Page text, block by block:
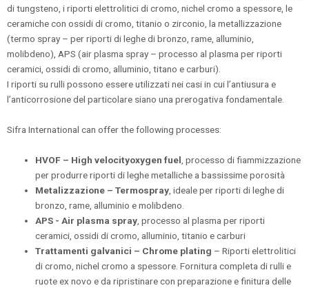
di tungsteno, i riporti elettrolitici di cromo, nichel cromo a spessore, le
ceramiche con ossidi di cromo, titanio o zirconio, la metallizzazione
(termo spray – per riporti di leghe di bronzo, rame, alluminio,
molibdeno), APS (air plasma spray – processo al plasma per riporti
ceramici, ossidi di cromo, alluminio, titano e carburi).
I riporti su rulli possono essere utilizzati nei casi in cui l’antiusura e
l’anticorrosione del particolare siano una prerogativa fondamentale.
Sifra International can offer the following processes:
HVOF – High velocityoxygen fuel , processo di fiammizzazione
per produrre riporti di leghe metalliche a bassissime porosità
Metalizzazione – Termospray , ideale per riporti di leghe di
bronzo, rame, alluminio e molibdeno.
APS - Air plasma spray , processo al plasma per riporti
ceramici, ossidi di cromo, alluminio, titanio e carburi
Trattamenti galvanici – Chrome plating – Riporti elettrolitici
di cromo, nichel cromo a spessore. Fornitura completa di rulli e
ruote ex novo e da ripristinare con preparazione e finitura delle